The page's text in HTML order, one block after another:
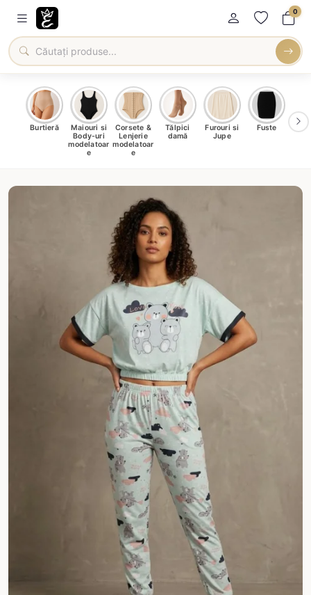
0
Burtieră
Maiouri si
Body-uri
modelatoar
e
Corsete &
Lenjerie
modelatoar
e
Tălpici
damă
Furouri si
Jupe
Fuste